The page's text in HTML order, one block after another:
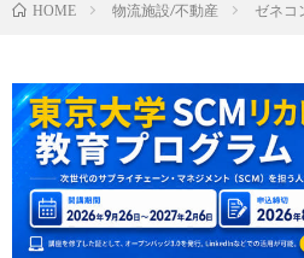
HOME 物流施設/不動産 ゼネコ